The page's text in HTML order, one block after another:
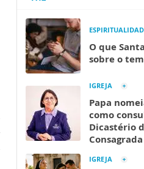
O que
sobre o
IGREJA
Papa
como
Dicastério
Consagrada
IGREJA